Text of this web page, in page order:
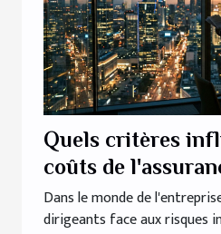
Quels critères
coûts de
dirigeants ?
Dans le monde de
dirigeants face aux risques